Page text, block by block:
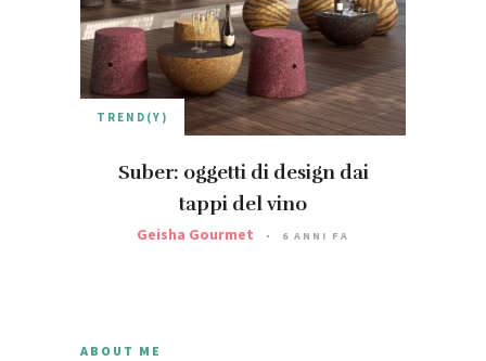
TREND(Y)
Suber: oggetti di design dai
tappi del vino
Geisha Gourmet 6 ANNI FA
ABOUT ME